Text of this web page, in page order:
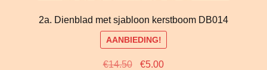
2a. Dienblad met sjabloon kerstboom DB014
AANBIEDING!
€14.50
Oorspronkelijke
€5.00Huidige